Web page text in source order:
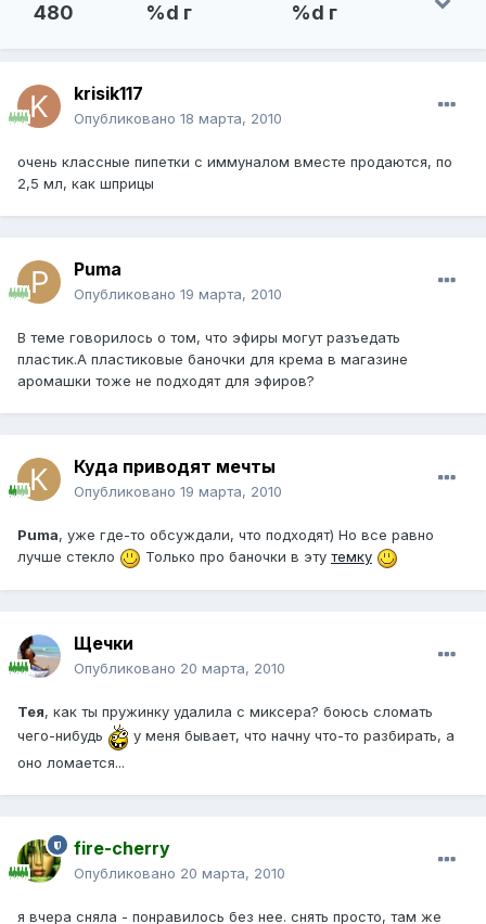
480 %d г %d г
krisik117
Опубликовано 18 марта, 2010
очень классные пипетки с иммуналом вместе продаются, по
2,5 мл, как шприцы
Puma
Опубликовано 19 марта, 2010
В теме говорилось о том, что эфиры могут разъедать
пластик.А пластиковые баночки для крема в магазине
аромашки тоже не подходят для эфиров?
Куда приводят мечты
Опубликовано 19 марта, 2010
Puma, уже где-то обсуждали, что подходят) Но все равно
лучше стекло
Только про баночки в эту темку
Щечки
Опубликовано 20 марта, 2010
Тея, как ты пружинку удалила с миксера? боюсь сломать
чего-нибудь
у меня бывает, что начну что-то разбирать, а
оно ломается...
fire-cherry
Опубликовано 20 марта, 2010
я вчера сняла - понравилось без нее. снять просто, там же